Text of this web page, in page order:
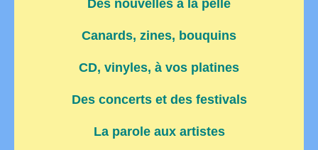
Des nouvelles à la pelle
Canards, zines, bouquins
CD, vinyles, à vos platines
Des concerts et des festivals
La parole aux artistes